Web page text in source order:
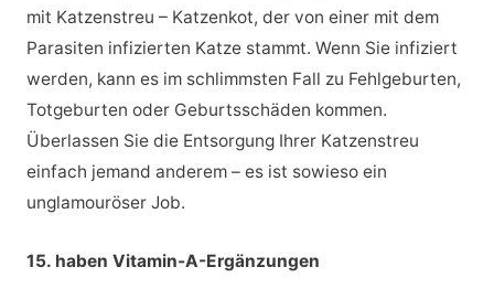
mit Katzenstreu – Katzenkot, der von einer mit dem
Parasiten infizierten Katze stammt. Wenn Sie infiziert
werden, kann es im schlimmsten Fall zu Fehlgeburten,
Totgeburten oder Geburtsschäden kommen.
Überlassen Sie die Entsorgung Ihrer Katzenstreu
einfach jemand anderem – es ist sowieso ein
unglamouröser Job.
15. haben Vitamin-A-Ergänzungen